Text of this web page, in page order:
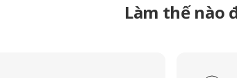
Làm thế nào